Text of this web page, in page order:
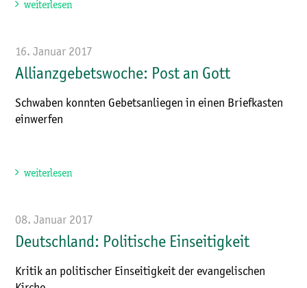
weiterlesen
16. Januar 2017
Allianzgebetswoche: Post an Gott
Schwaben konnten Gebetsanliegen in einen Briefkasten
einwerfen
weiterlesen
08. Januar 2017
Deutschland: Politische Einseitigkeit
Kritik an politischer Einseitigkeit der evangelischen